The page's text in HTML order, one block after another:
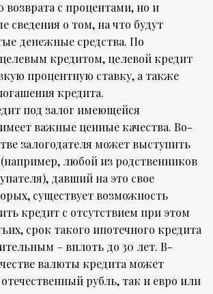
возврата с процентами, но и
сведения о том, на что будут
денежные средства. По
кредитом, целевой кредит
процентную ставку, а также
кредита.
под залог имеющейся
важные ценные качества. Во-
залогодателя может выступить
любой из родственников
давший на это свое
существует возможность
кредит с отсутствием при этом
срок такого ипотечного кредита
– вплоть до 30 лет. В-
валюты кредита может
рубль, так и евро или